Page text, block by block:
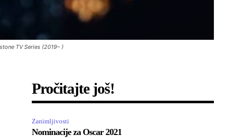
TV Series (2019– )
Pročitajte još!
Zanimljivosti
Nominacije za Oscar 2021